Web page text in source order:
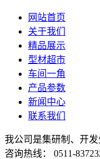
网站首页
关于我们
精品展示
型材超市
车间一角
产品参数
新闻中心
联系我们
我公司是集研制、开发
咨询热线： 0511-